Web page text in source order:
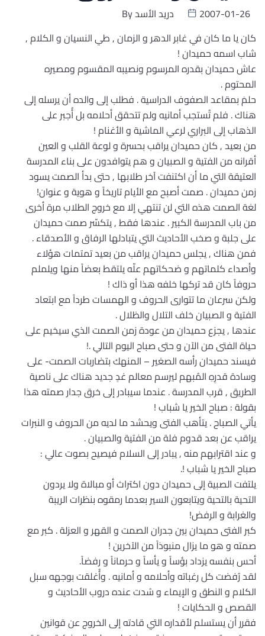
Byدريد الأسد
2007-01-26
كان يا ما كان في غابر الدهر و الزمان , طي النسيان و الكلام ,
شاب اسمه حميدان !
عاش حميدان بقدره المرسوم ونصيبه المقسوم ومصيره
المحتوم .
حلمَ بمقاعد الصفوف الدراسية . فطلب إلى والده أن يرسله إلى
هناك . فلم تُستجب أمانيه ولم تتحقق أحلامه بل أُجبر على
الذهاب إلى البراري لرعي الماشية و الأغنام !
من بعيد , كان حميدان يراقب بحسرة و لوعة القلب و العين
أقرانه من الفتية و الصبيان و هم يتوافدون على بناء المدرسة
العتيقة التي ما أن اكتنفت آخر طلابها , حتى بدأ الصمت يسود
زمن حميدان . صمت أصبح مع الأيام تاريخاً و هوية و عنوان!
لغة الصمت هذه التي لن تنتهي إلا مع خروج الطلاب مرة أخرى
من باب المدرسة الكبير . عندها فقط , يتكسّر صمت حميدان
على جلبة و صخب الأحاديث التي يتبادلها الرفاق و الأصدقاء .
فمن هناك , يجلس حميدان يراقب من بعيد تمتمات هؤلاء
وأصداء كلماتهم و ضحكاتهم علّه يلتقط بعضاً منها ويلملم
حروفاً كان قد تركها خلفه هذا أو ذاك !
ولكن سرعان ما تتوارى الحروف و الهمسات طرداً مع ابتعاد
الفتية و الصبيان خلف التلال والظلال .
عندها , يجزع حميدان من عودة زمن الصمت الذي سيخيم على
حياة الفتى من الآن و حتى صباح اليوم التالي .!
فيسند حميدان رأسه الصغير – المنهك بتضاربات الصمت- على
وسادة قدرِهِ المُبهم ليرسم معالم غدٍ جديد هناك على ناصية
الطريق , قرب المدرسة . عندما سيبادر إلى خرق جدار صمته هذا
بقولة : صباح الخير يا شباب !
يأتي الصباح . يتأهب الفتى ويحشد ما لديه من الحروف و النبرات
يراقب عن بعد قدوم فلة من الفتية والصبيان .
و عند اقترابهم منه , يبادر إلى السلام فيصيح بصوت عالي :
صباح الخير يا شباب !.
يلتفت الصبية إلى حميدان دون اكتراث أو مبالاة ولا يردون
التحية بالتحية ويتابعون السير بعدما رمقوه بنظرات الريبة
والغرابة و الرفض!
كبر الفتى حميدان بين جدران الصمت و القهر و العزلة . كبر مع
صمته و هو ما يزال منبوذاً من الآخرين !
أحس بنفسه يزداد بؤساً و يأساً و حرماناً و رفضاً.
لقد رُفضت كل رغباته وأحلامه و أمانيه . وأُغلقت بوجهه سبل
الكلام و النطق و الإيماء و سُدت عنده دروب الأحاديث و
القصص و الحكايات !
فقرر أن يستسلم لأقداره التي قادته إلى الخروج عن قوانين